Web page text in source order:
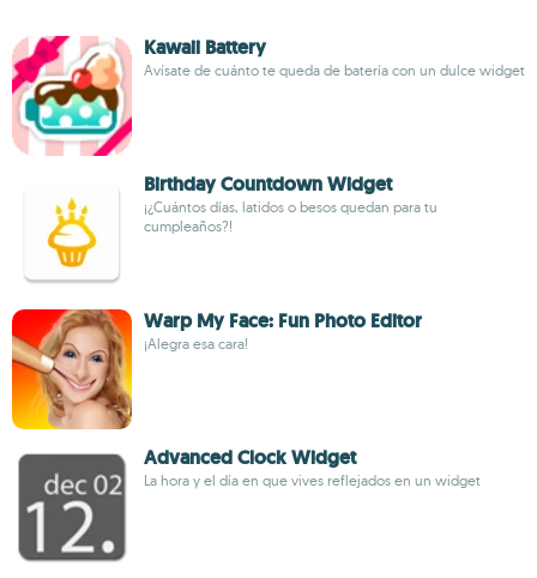
Kawaii Battery
Avísate de cuánto te queda de batería con un dulce widget
Birthday Countdown Widget
¡¿Cuántos días, latidos o besos quedan para tu
cumpleaños?!
Warp My Face: Fun Photo Editor
¡Alegra esa cara!
Advanced Clock Widget
La hora y el día en que vives reflejados en un widget